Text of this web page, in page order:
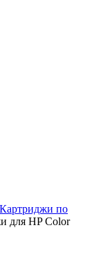
Картриджи по
для HP Color